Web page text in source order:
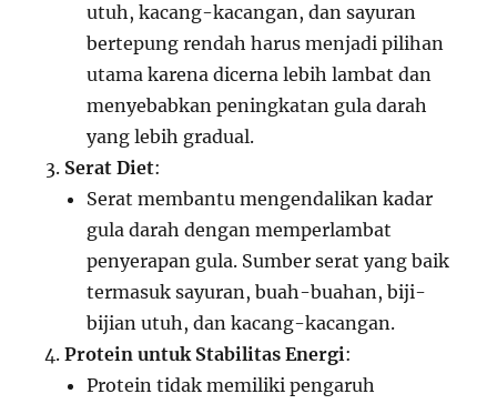
utuh, kacang-kacangan, dan sayuran
bertepung rendah harus menjadi pilihan
utama karena dicerna lebih lambat dan
menyebabkan peningkatan gula darah
yang lebih gradual.
Serat Diet:
Serat membantu mengendalikan kadar
gula darah dengan memperlambat
penyerapan gula. Sumber serat yang baik
termasuk sayuran, buah-buahan, biji-
bijian utuh, dan kacang-kacangan.
Protein untuk Stabilitas Energi:
Protein tidak memiliki pengaruh